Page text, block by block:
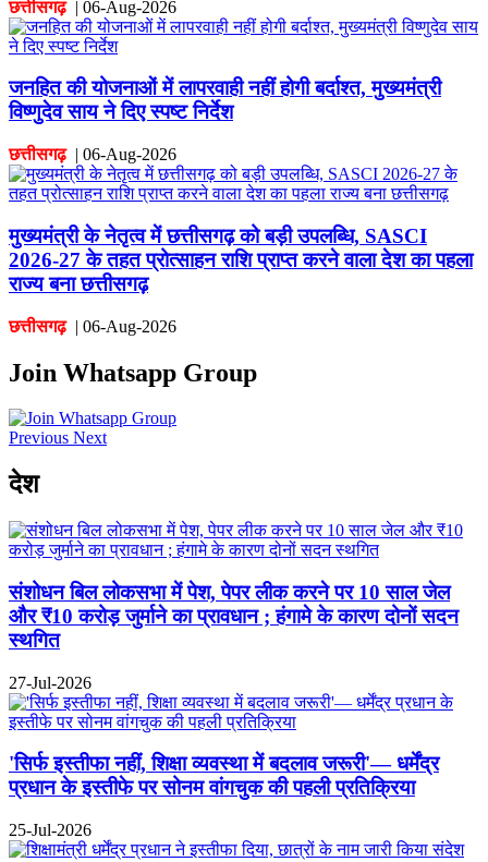
छत्तीसगढ़| 06-Aug-2026
जनहित की योजनाओं में लापरवाही नहीं होगी बर्दाश्त, मुख्यमंत्री
विष्णुदेव साय ने दिए स्पष्ट निर्देश
छत्तीसगढ़| 06-Aug-2026
मुख्यमंत्री के नेतृत्व में छत्तीसगढ़ को बड़ी उपलब्धि, SASCI
2026-27 के तहत प्रोत्साहन राशि प्राप्त करने वाला देश का पहला
राज्य बना छत्तीसगढ़
छत्तीसगढ़| 06-Aug-2026
Join Whatsapp Group
Previous Next
देश
संशोधन बिल लोकसभा में पेश, पेपर लीक करने पर 10 साल जेल
और ₹10 करोड़ जुर्माने का प्रावधान ; हंगामे के कारण दोनों सदन
स्थगित
27-Jul-2026
'सिर्फ इस्तीफा नहीं, शिक्षा व्यवस्था में बदलाव जरूरी'— धर्मेंद्र
प्रधान के इस्तीफे पर सोनम वांगचुक की पहली प्रतिक्रिया
25-Jul-2026